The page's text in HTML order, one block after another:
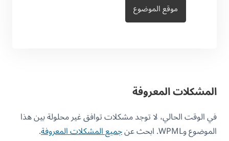
موقع الموضوع
المشكلات المعروفة
في الوقت الحالي، لا توجد مشكلات توافق غير محلولة بين هذا
الموضوع وWPML. ابحث عن
جميع المشكلات المعروفة.